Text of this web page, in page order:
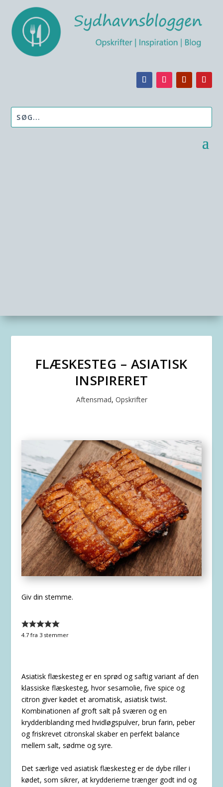
FLÆSKESTEG – ASIATISK
INSPIRERET
Aftensmad, Opskrifter
Giv din stemme.
4.7fra 3stemmer
Asiatisk flæskesteg er en sprød og saftig variant af den
klassiske flæskesteg, hvor sesamolie, five spice og
citron giver kødet et aromatisk, asiatisk twist.
Kombinationen af groft salt på sværen og en
krydderiblanding med hvidløgspulver, brun farin, peber
og friskrevet citronskal skaber en perfekt balance
mellem salt, sødme og syre.
Det særlige ved asiatisk flæskesteg er de dybe riller i
kødet, som sikrer, at krydderierne trænger godt ind og